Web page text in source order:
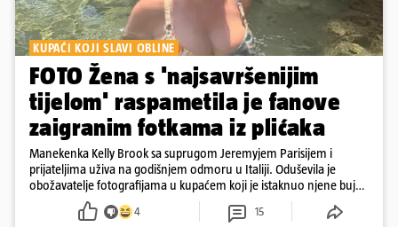
KUPAĆI KOJI SLAVI OBLINE
FOTO Žena s 'najsavršenijim
tijelom' raspametila je fanove
zaigranim fotkama iz plićaka
Manekenka Kelly Brook sa suprugom Jeremyjem Parisijem i
prijateljima uživa na godišnjem odmoru u Italiji. Oduševila je
obožavatelje fotografijama u kupaćem koji je istaknuo njene bujne
4 15